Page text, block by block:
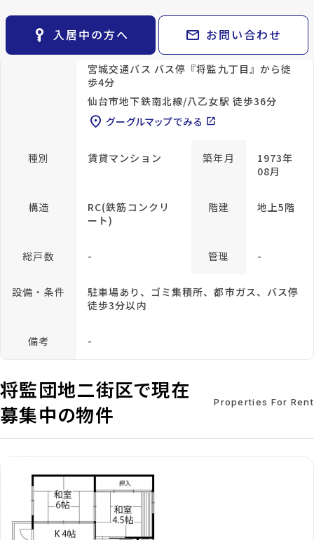
検索条件
閲覧履歴 keyboard_arrow_right
マイホームを考え始めたら
ご購入の流れ・諸費用
key_vertical 入居中の方へ mail お問い合わせ
所在地 宮城県仙台市泉区将監9丁目
仙台市地下鉄南北線/泉中央駅 徒歩14分
宮城交通バス バス停『将監九丁目』から徒
歩4分
仙台市地下鉄南北線/八乙女駅 徒歩36分
location_on グーグルマップでみる open_in_new
種別 賃貸マンション 築年月
1973年
08月
構造
RC(鉄筋コンクリ
ート)
階建 地上5階
総戸数 - 管理 -
設備・条件
駐車場あり、ゴミ集積所、都市ガス、バス停
徒歩3分以内
備考 -
将監団地二街区で現在
募集中の物件
Properties For Rent